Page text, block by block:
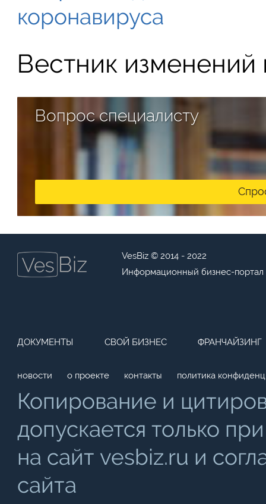
коронавируса
Вестник изменений
Вопрос специалисту
VesBiz © 2014 - 2022
Информационный бизнес-портал
ДОКУМЕНТЫ СВОЙ БИЗНЕС ФРАНЧАЙЗИНГ
новости о проекте контакты политика
Копирование и
допускается только
на сайт vesbiz.ru и
сайта